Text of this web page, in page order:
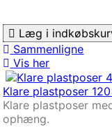
Læg i
Sammenligne
Vis her
Klare plastposer
Klare plastposer
ophæng.